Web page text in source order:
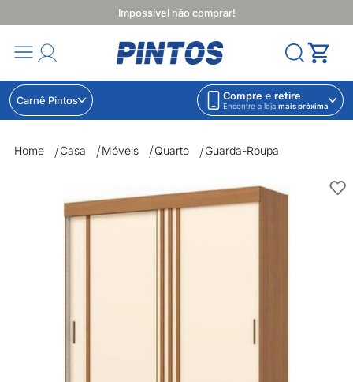
Impossível não comprar!
Carnê Pintos Compre e retire
Encontre a loja mais próxima
Home Casa Móveis Quarto Guarda-Roupa